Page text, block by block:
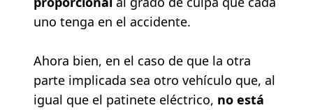
uno tenga en el accidente.
Ahora bien, en el caso de que la otra
parte implicada sea otro vehículo que, al
igual que el patinete eléctrico, no está